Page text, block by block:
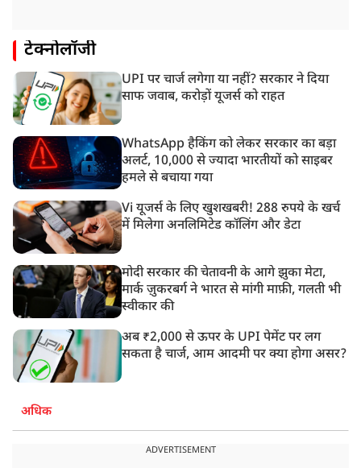
टेक्नोलॉजी
UPI पर चार्ज लगेगा या नहीं? सरकार ने दिया
साफ जवाब, करोड़ों यूजर्स को राहत
WhatsApp हैकिंग को लेकर सरकार का बड़ा
अलर्ट, 10,000 से ज्यादा भारतीयों को साइबर
हमले से बचाया गया
Vi यूजर्स के लिए खुशखबरी! 288 रुपये के खर्च
में मिलेगा अनलिमिटेड कॉलिंग और डेटा
मोदी सरकार की चेतावनी के आगे झुका मेटा,
मार्क ज़ुकरबर्ग ने भारत से मांगी माफ़ी, गलती भी
स्वीकार की
अब ₹2,000 से ऊपर के UPI पेमेंट पर लग
सकता है चार्ज, आम आदमी पर क्या होगा असर?
अधिक
ADVERTISEMENT